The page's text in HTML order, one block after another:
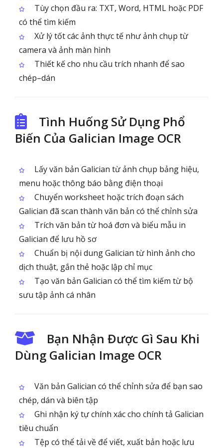
Tùy chọn đầu ra: TXT, Word, HTML hoặc PDF
có thể tìm kiếm
Xử lý tốt các ảnh thực tế như ảnh chụp từ
camera và ảnh màn hình
Thiết kế cho nhu cầu trích nhanh để sao
chép–dán
Tình Huống Sử Dụng Phổ
Biến Của Galician Image OCR
Lấy văn bản Galician từ ảnh chụp bảng hiệu,
menu hoặc thông báo bằng điện thoại
Chuyển worksheet hoặc trích đoạn sách
Galician đã scan thành văn bản có thể chỉnh sửa
Trích văn bản từ hoá đơn và biểu mẫu in
Galician để lưu hồ sơ
Chuẩn bị nội dung Galician từ hình ảnh cho
dịch thuật, gắn thẻ hoặc lập chỉ mục
Tạo văn bản Galician có thể tìm kiếm từ bộ
sưu tập ảnh cá nhân
Bạn Nhận Được Gì Sau Khi
Dùng Galician Image OCR
Văn bản Galician có thể chỉnh sửa để bạn sao
chép, dán và biên tập
Ghi nhận ký tự chính xác cho chính tả Galician
tiêu chuẩn
Tệp có thể tải về để viết, xuất bản hoặc lưu